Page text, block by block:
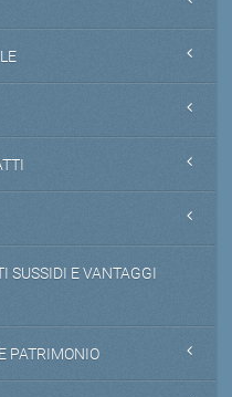
SUSSIDI E VANTAGGI
PATRIMONIO